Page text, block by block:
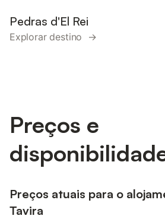
Pedras d'El Rei
Explorar destino →
Preços e
Preços atuais para o
Tavira